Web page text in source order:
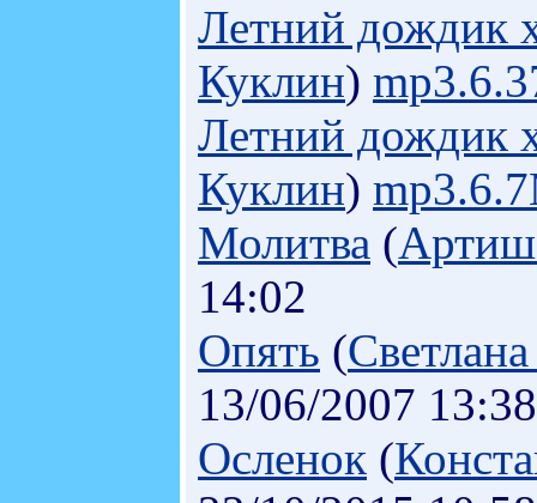
Летний дождик
Куклин)
Летний дождик
Куклин)
Молитва (
14:02
Опять (
13/06/2007 13:38
Осленок (